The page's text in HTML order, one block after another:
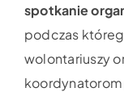
spotkanie
podczas
wolontariuszy